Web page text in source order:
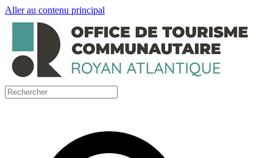
Aller au contenu principal